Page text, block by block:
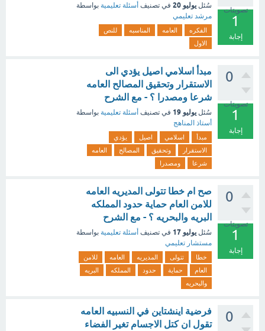
تصويتات
1
إجابة
سُئل يوليو 20 في تصنيف أسئلة تعليمية بواسطة
مرشد تعليمي
الفكره العامه المناسبه
للنص
الاول
0
تصويتات
1
إجابة
مبدأ اسلامي اصيل يؤدي الى
الاستقرار وتحقيق المصالح العامه
شرعا ومصدرا ؟ - مع الشرح
سُئل يوليو 19 في تصنيف أسئلة تعليمية بواسطة
أستاذ المناهج
مبدأ اسلامي اصيل
يؤدي
الاستقرار
وتحقيق المصالح
العامه
شرعا
ومصدرا
0
تصويتات
1
إجابة
صح ام خطا تتولى المديريه العامه
للامن العام حماية حدود المملكه
البريه والبحريه ؟ - مع الشرح
سُئل يوليو 17 في تصنيف أسئلة تعليمية بواسطة
مستشار تعليمي
خطا تتولى المديريه العامه
للامن
العام
حماية حدود المملكه
البريه
والبحريه
0
فرضية اينشتاين في النسبيه العامه
تقول ان كتل الاجسام تغير الفضاء